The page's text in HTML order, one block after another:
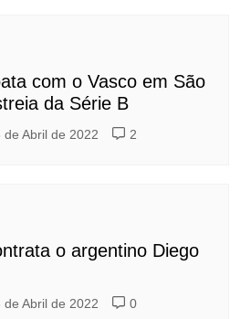
com o Vasco em São
da Série B
de Abril de 2022 2
o argentino Diego
de Abril de 2022 0